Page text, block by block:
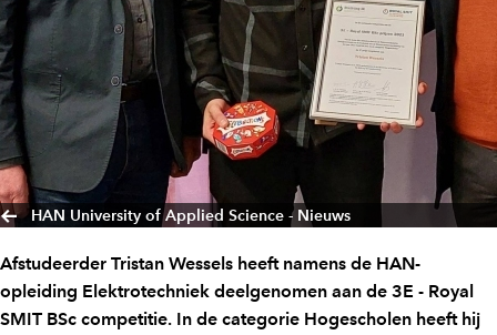
HAN University of Applied Science - Nieuws
Afstudeerder Tristan Wessels heeft namens de HAN-
opleiding Elektrotechniek deelgenomen aan de 3E - Royal
SMIT BSc competitie. In de categorie Hogescholen heeft hij